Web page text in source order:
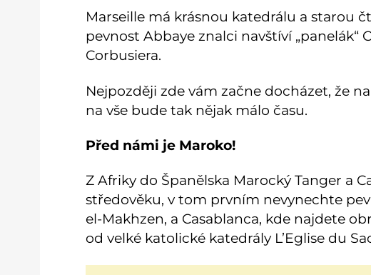
Marseille má krásnou katedrálu a starou
pevnost Abbaye znalci navštíví „panelák“
Corbusiera.
Nejpozději zde vám začne docházet, že
na vše bude tak nějak málo času.
Před námi je Maroko!
Z Afriky do Španělska Marocký Tanger a
středověku, v tom prvním nevynechte
el-Makhzen, a Casablanca, kde najdete
od velké katolické katedrály L’Eglise du